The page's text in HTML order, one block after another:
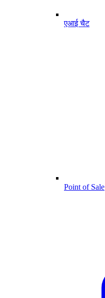
एआई चैट
Point of Sale